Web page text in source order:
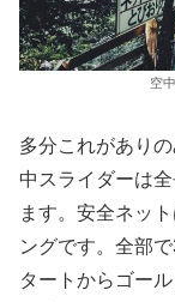
空
多分これがあり
中スライダーは
ます。安全ネッ
ングです。全部
タートからゴー